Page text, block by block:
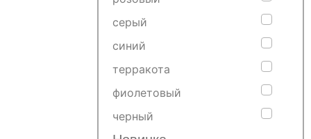
серый
синий
терракота
фиолетовый
черный